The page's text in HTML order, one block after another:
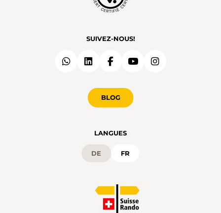
SUIVEZ-NOUS!
BLOG
LANGUES
DE FR